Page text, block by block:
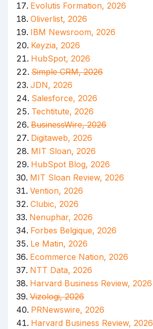
Evolutis Formation, 2026
Oliverlist, 2026
IBM Newsroom, 2026
Keyzia, 2026
HubSpot, 2026
Simple CRM, 2026
JDN, 2026
Salesforce, 2026
Techtitute, 2026
BusinessWire, 2026
Digitaweb, 2026
MIT Sloan, 2026
HubSpot Blog, 2026
MIT Sloan Review, 2026
Vention, 2026
Clubic, 2026
Nenuphar, 2026
Forbes Belgique, 2026
Le Matin, 2026
Ecommerce Nation, 2026
NTT Data, 2026
Harvard Business Review, 2026
Vizologi, 2026
PRNewswire, 2026
Harvard Business Review, 2026